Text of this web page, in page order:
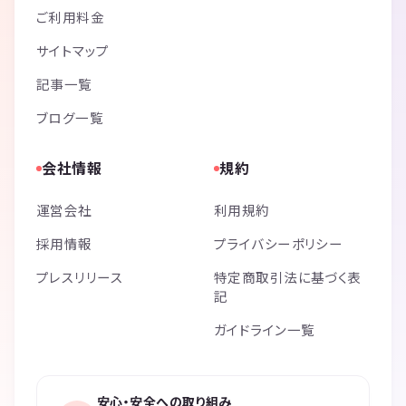
ご利用料金
サイトマップ
記事一覧
ブログ一覧
会社情報
運営会社
採用情報
プレスリリース
規約
利用規約
プライバシーポリシー
特定商取引法に基づく表
記
ガイドライン一覧
安心・安全への取り組み